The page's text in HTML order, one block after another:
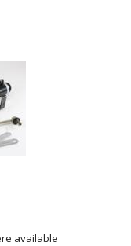
available